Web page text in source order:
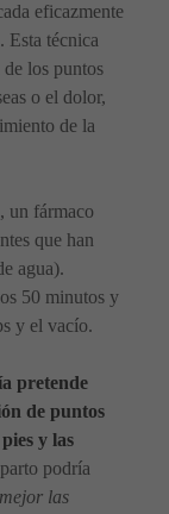
eficazmente
Esta técnica
los puntos
o el dolor,
de la
un fármaco
que han
agua).
50 minutos y
y el vacío.
pretende
de puntos
y las
podría
las